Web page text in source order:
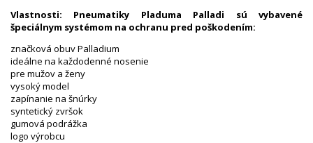
Vlastnosti: Pneumatiky Pladuma Palladi sú vybavené
špeciálnym systémom na ochranu pred poškodením:
značková obuv Palladium
ideálne na každodenné nosenie
pre mužov a ženy
vysoký model
zapínanie na šnúrky
syntetický zvršok
gumová podrážka
logo výrobcu